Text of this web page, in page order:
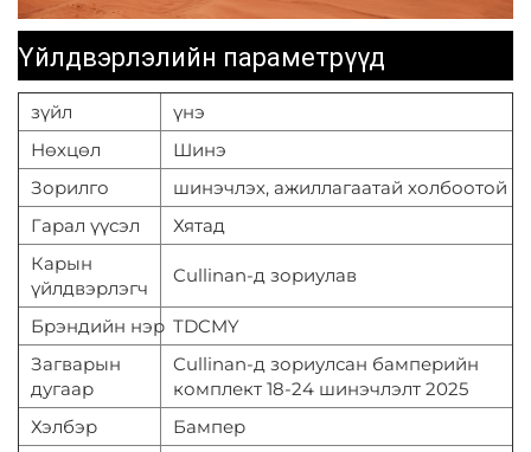
Үйлдвэрлэлийн параметрүүд
зүйл
үнэ
Нөхцөл
Шинэ
Зорилго
шинэчлэх, ажиллагаатай холбоотой
Гарал үүсэл
Хятад
Карын
үйлдвэрлэгч
Cullinan-д зориулав
Брэндийн нэр TDCMY
Загварын
дугаар
Cullinan-д зориулсан бамперийн
комплект 18-24 шинэчлэлт 2025
Хэлбэр
Бампер